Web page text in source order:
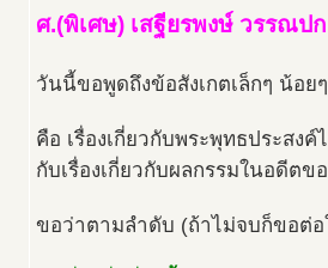
ศ.(พิเศษ) เสฐียรพงษ์ วรรณ
วันนี้ขอพูดถึงข้อสังเกตเล็กๆ น้อย
คือ เรื่องเกี่ยวกับพระพุทธประสง
กับเรื่องเกี่ยวกับผลกรรมในอดีตข
ขอว่าตามลำดับ (ถ้าไม่จบก็ขอต่